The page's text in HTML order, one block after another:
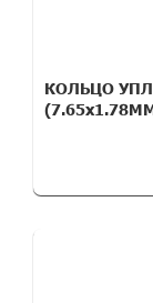
КОЛЬЦО